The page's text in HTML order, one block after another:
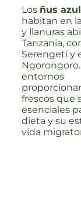
Los ñus
habitan en
y llanuras
Tanzania,
Serengeti y
entornos
frescos que
esenciales
dieta y su
vida